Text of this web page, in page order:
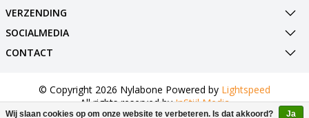
VERZENDING
SOCIALMEDIA
CONTACT
© Copyright 2026 Nylabone Powered by Lightspeed
All rights reserved byInStijl Media
Wij slaan cookies op om onze website te verbeteren. Is dat akkoord? Ja